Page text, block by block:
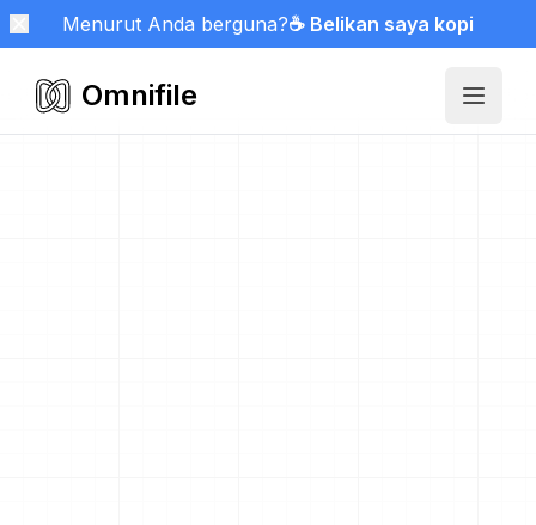
Menurut Anda berguna?☕ Belikan saya kopi
Omnifile